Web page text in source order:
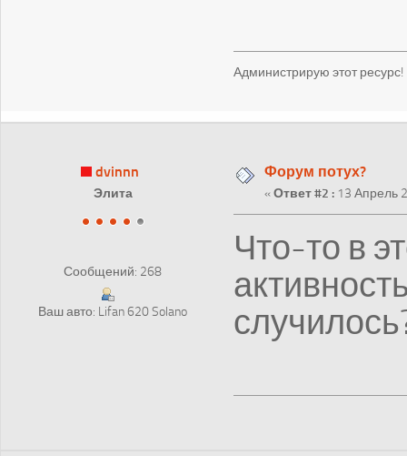
Администрирую этот ресурс!
dvinnn
Элита
Сообщений: 268
Ваш авто: Lifan 620 Solano
Форум потух?
«Ответ #2 : 13 Апрель
Что-то в